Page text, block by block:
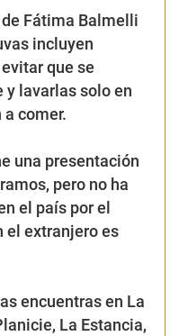
de Fátima Balmelli
incluyen
que se
lavarlas solo en
comer.
una presentación
pero no ha
el país por el
el extranjero es
encuentras en La
La Estancia,